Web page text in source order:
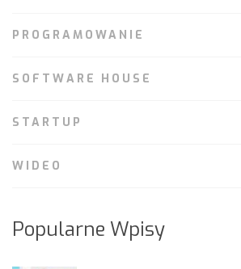
PROGRAMOWANIE
SOFTWARE HOUSE
STARTUP
WIDEO
Popularne Wpisy